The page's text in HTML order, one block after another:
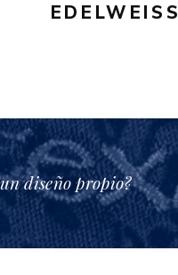
EDELWEISS
diseño propio?